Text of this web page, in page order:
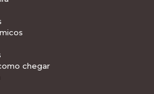
chegar